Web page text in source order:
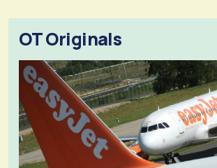
OT Originals